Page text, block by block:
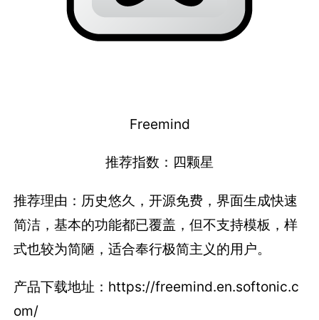
Freemind
推荐指数：四颗星
推荐理由：历史悠久，开源免费，界面生成快速
简洁，基本的功能都已覆盖，但不支持模板，样
式也较为简陋，适合奉行极简主义的用户。
产品下载地址：https://freemind.en.softonic.c
om/